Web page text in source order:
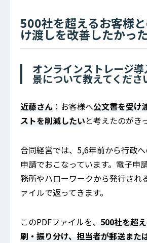
500社を超えるお客様
け渡しを改善したかった
オンラインストレージ
景について教えてくださ
近藤さん ：お客様へ公文書を受け
ストを削減したいと考えたのがき
合同経営では、5,6年前から行政
申請でおこなっています。電子申
務所やハローワークから発行され
ァイルで返ってきます。
このPDFファイルを、 500社を超
刷・振り分け、担当者が郵送また